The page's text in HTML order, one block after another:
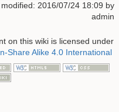
modified: 2016/07/24 18:09 by
admin
on this wiki is licensed under
Share Alike 4.0 International